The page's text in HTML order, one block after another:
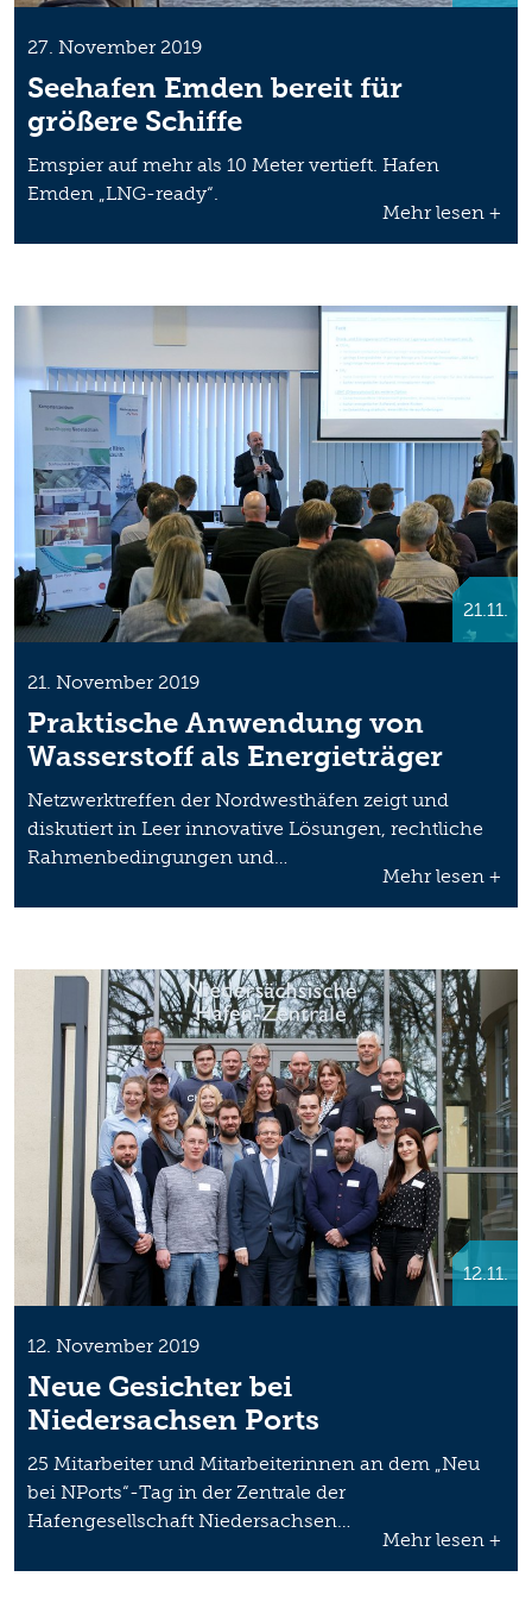
27. November 2019
Seehafen Emden bereit für
größere Schiffe
Emspier auf mehr als 10 Meter vertieft. Hafen
Emden „LNG-ready“.
Mehr lesen +
21.11.
21. November 2019
Praktische Anwendung von
Wasserstoff als Energieträger
Netzwerktreffen der Nordwesthäfen zeigt und
diskutiert in Leer innovative Lösungen, rechtliche
Rahmenbedingungen und…
Mehr lesen +
12.11.
12. November 2019
Neue Gesichter bei
Niedersachsen Ports
25 Mitarbeiter und Mitarbeiterinnen an dem „Neu
bei NPorts“-Tag in der Zentrale der
Hafengesellschaft Niedersachsen…
Mehr lesen +